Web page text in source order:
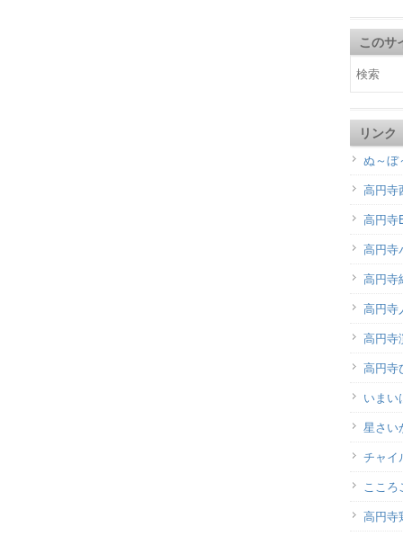
このサ
リンク
ぬ～ぼ
高円寺
高円寺
高円寺
高円寺
高円寺
高円寺
高円寺
いまい
星さい
チャイ
こころ
高円寺